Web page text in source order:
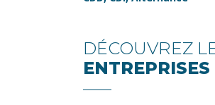
DÉCOUVREZ